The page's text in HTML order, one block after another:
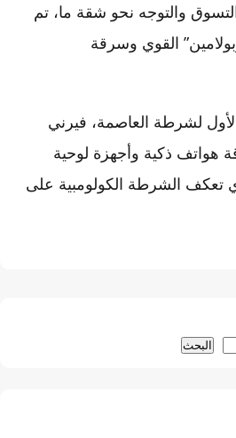
التسوق والتوجه نحو شقة ما، تم
القوي وسرقة
الأول لشرطة العاصمة، فيرني
هواتف ذكية وأجهزة لوحية
تعكف الشرطة الكولومبية على
البحث